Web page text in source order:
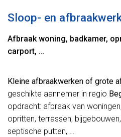
Sloop- en
Afbraak woning, badkamer,
carport, …
Kleine afbraakwerken of grote
geschikte aannemer in regio
opdracht: afbraak van
opritten, terrassen,
septische putten, …